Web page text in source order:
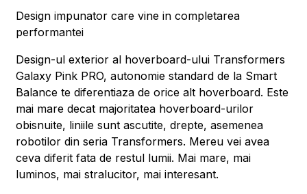
Design impunator care vine in completarea
performantei
Design-ul exterior al hoverboard-ului Transformers
Galaxy Pink PRO, autonomie standard de la Smart
Balance te diferentiaza de orice alt hoverboard. Este
mai mare decat majoritatea hoverboard-urilor
obisnuite, liniile sunt ascutite, drepte, asemenea
robotilor din seria Transformers. Mereu vei avea
ceva diferit fata de restul lumii. Mai mare, mai
luminos, mai stralucitor, mai interesant.